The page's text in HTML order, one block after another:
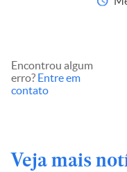
Encontrou algum
erro? Entre em
contato
Veja mais